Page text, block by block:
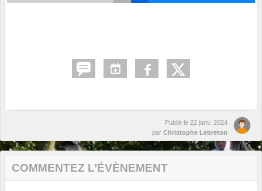
Publié le 22 janv. 2024
par Christophe Lebreton
COMMENTEZ L’ÉVÈNEMENT